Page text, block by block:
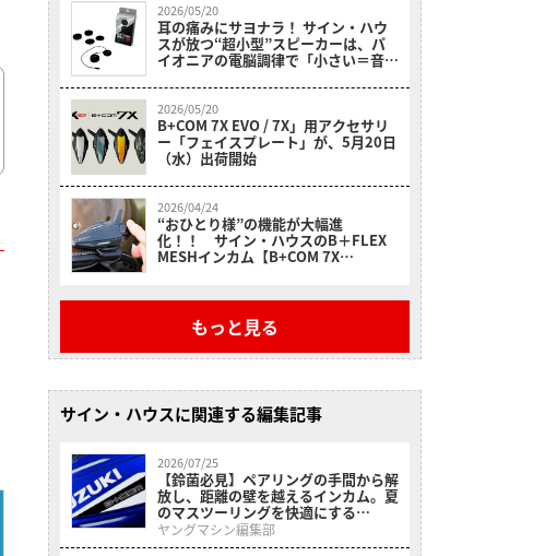
2026/05/20
耳の痛みにサヨナラ！ サイン・ハウ
スが放つ“超小型”スピーカーは、パ
イオニアの電脳調律で「小さい＝音が
2026/05/20
B+COM 7X EVO / 7X」用アクセサリ
ー「フェイスプレート」が、5月20日
（水）出荷開始
2026/04/24
“おひとり様”の機能が大幅進
化！！ サイン・ハウスのB＋FLEX
MESHインカム【B+COM 7X
もっと見る
サイン・ハウスに関連する編集記事
2026/07/25
【鈴菌必見】ペアリングの手間から解
放し、距離の壁を越えるインカム。夏
のマスツーリングを快適にする
B+COM「7X EVO」にスズキ専用カラ
ーが登場
ヤングマシン編集部